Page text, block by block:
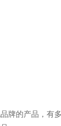
牌的产品，有